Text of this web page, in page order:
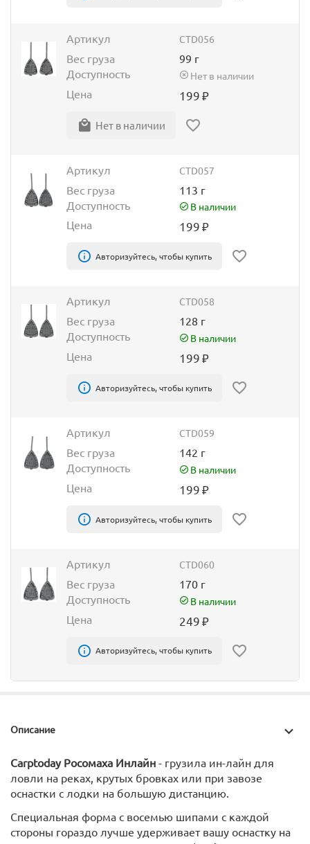
Артикул CTD056
Вес груза
99 г
Доступность
Нет в наличии
Цена 199₽
Нет в наличии
Артикул CTD057
Вес груза
113 г
Доступность
В наличии
Цена 199₽
Авторизуйтесь, чтобы купить
Артикул CTD058
Вес груза
128 г
Доступность
В наличии
Цена 199₽
Авторизуйтесь, чтобы купить
Артикул CTD059
Вес груза
142 г
Доступность
В наличии
Цена 199₽
Авторизуйтесь, чтобы купить
Артикул CTD060
Вес груза
170 г
Доступность
В наличии
Цена 249₽
Авторизуйтесь, чтобы купить
Описание
Carptoday Росомаха Инлайн - грузила ин-лайн для
ловли на реках, крутых бровках или при завозе
оснастки с лодки на большую дистанцию.
Специальная форма с восемью шипами с каждой
стороны гораздо лучше удерживает вашу оснастку на